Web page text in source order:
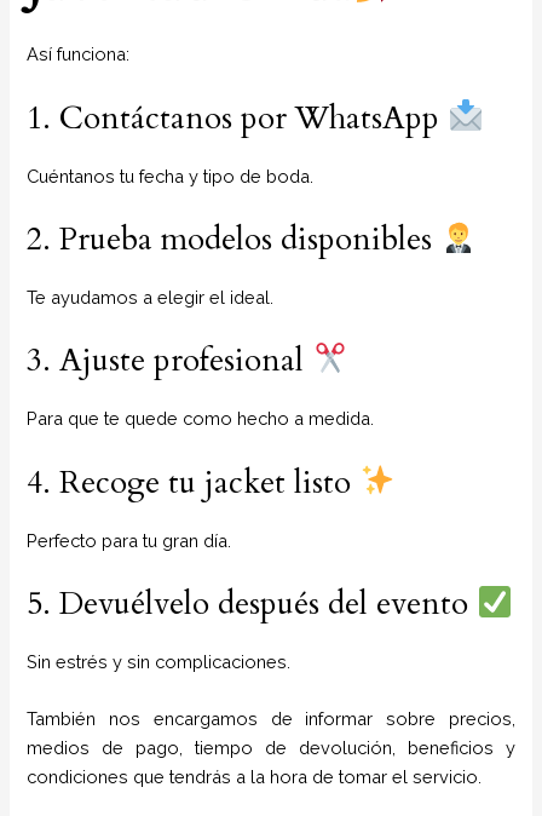
Así funciona:
1. Contáctanos por WhatsApp
Cuéntanos tu fecha y tipo de boda.
2. Prueba modelos disponibles
Te ayudamos a elegir el ideal.
3. Ajuste profesional
Para que te quede como hecho a medida.
4. Recoge tu jacket listo
Perfecto para tu gran día.
5. Devuélvelo después del evento
Sin estrés y sin complicaciones.
También nos encargamos de informar sobre precios,
medios de pago, tiempo de devolución, beneficios y
condiciones que tendrás a la hora de tomar el servicio.